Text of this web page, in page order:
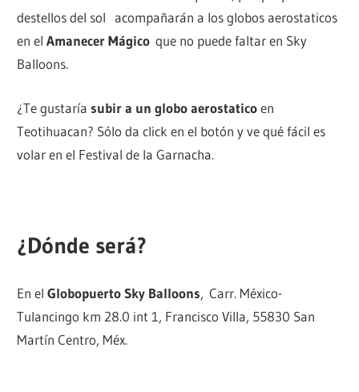
destellos del sol acompañarán a los globos aerostaticos
en elAmanecer Mágico que no puede faltar en Sky
Balloons.
¿Te gustaría subir a un globo aerostaticoen
Teotihuacan? Sólo da click en el botón y ve qué fácil es
volar en el Festival de la Garnacha.
¿Dónde será?
En elGlobopuerto Sky Balloons, Carr. México-
Tulancingo km 28.0 int 1, Francisco Villa, 55830 San
Martín Centro, Méx.